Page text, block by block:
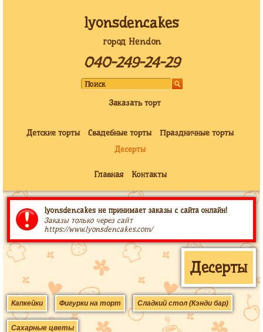
lyonsdencakes
город Hendon
040-249-24-29
Заказать торт
Детские торты Свадебные торты
Праздничные торты
Десерты
Главная Контакты
lyonsdencakes не принимает заказы с сайта онлайн!
Заказы только через сайт
https://www.lyonsdencakes.com/
Десерты
Капкейки Фигурки на торт Сладкий стол (Кэнди бар)
Сахарные цветы